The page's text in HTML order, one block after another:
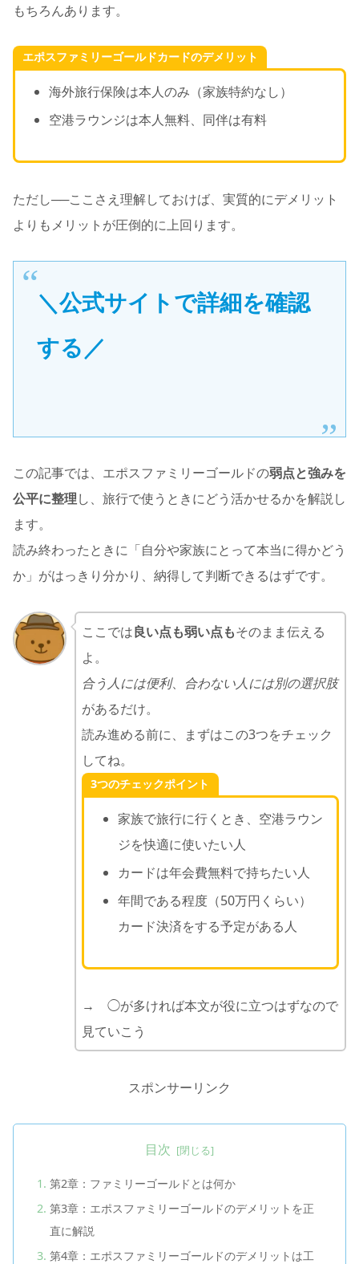
もちろんあります。
エポスファミリーゴールドカードのデメリット
海外旅行保険は本人のみ（家族特約なし）
空港ラウンジは本人無料、同伴は有料
ただし──ここさえ理解しておけば、実質的にデメリット
よりもメリットが圧倒的に上回ります。
＼公式サイトで詳細を確認
する／
この記事では、エポスファミリーゴールドの弱点と強みを
公平に整理し、旅行で使うときにどう活かせるかを解説し
ます。
読み終わったときに「自分や家族にとって本当に得かどう
か」がはっきり分かり、納得して判断できるはずです。
ここでは良い点も弱い点もそのまま伝える
よ。
合う人には便利、
合わない人には別の選択肢
があるだけ。
読み進める前に、まずはこの3つをチェック
してね。
3つのチェックポイント
家族で旅行に行くとき、空港ラウン
ジを快適に使いたい人
カードは年会費無料で持ちたい人
年間である程度（50万円くらい）
カード決済をする予定がある人
→ ◯が多ければ本文が役に立つはずなので
見ていこう
スポンサーリンク
目次
第2章：ファミリーゴールドとは何か
第3章：エポスファミリーゴールドのデメリットを正
直に解説
第4章：エポスファミリーゴールドのデメリットは工